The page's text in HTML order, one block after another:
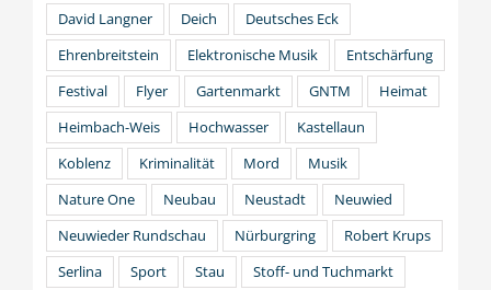
David Langner
Deich
Deutsches Eck
Ehrenbreitstein
Elektronische Musik
Entschärfung
Festival
Flyer Gartenmarkt GNTM
Heimat
Heimbach-Weis
Hochwasser
Kastellaun
Koblenz
Kriminalität Mord
Musik
Nature One
Neubau Neustadt
Neuwied
Neuwieder Rundschau
Nürburgring
Robert Krups
Serlina
Sport Stau
Stoff- und Tuchmarkt